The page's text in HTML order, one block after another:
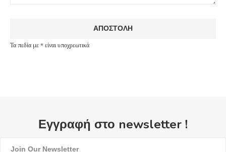
Τα πεδία με * είναι υποχρεωτικά
Εγγραφή στο newsletter !
Join Our Newsletter